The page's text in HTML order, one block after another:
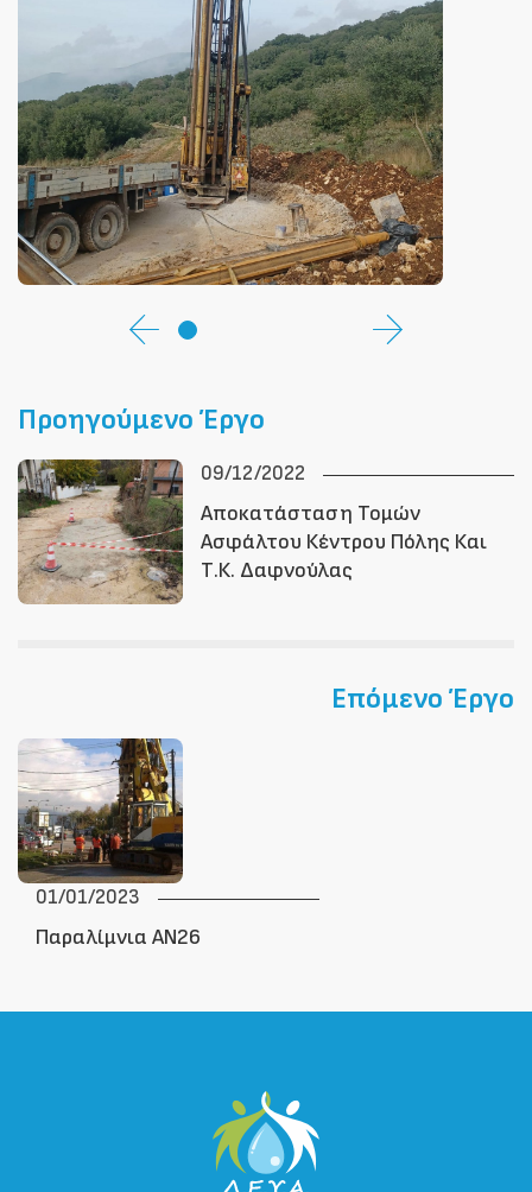
Προηγούμενο Έργο
09/12/2022
Αποκατάσταση Τομών
Ασφάλτου Κέντρου Πόλης Και
Τ.Κ. Δαφνούλας
Επόμενο Έργο
01/01/2023
Παραλίμνια ΑΝ26